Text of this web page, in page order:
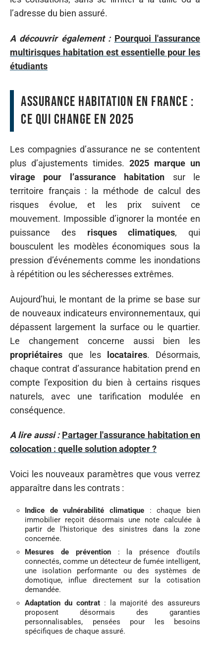
l’adresse du bien assuré.
A découvrir également : Pourquoi l'assurance
multirisques habitation est essentielle pour les
étudiants
assurance habitation en france :
ce qui change en 2025
Les compagnies d’assurance ne se contentent
plus d’ajustements timides. 2025 marque un
virage pour l’assurance habitation sur le
territoire français : la méthode de calcul des
risques évolue, et les prix suivent ce
mouvement. Impossible d’ignorer la montée en
puissance des risques climatiques, qui
bousculent les modèles économiques sous la
pression d’événements comme les inondations
à répétition ou les sécheresses extrêmes.
Aujourd’hui, le montant de la prime se base sur
de nouveaux indicateurs environnementaux, qui
dépassent largement la surface ou le quartier.
Le changement concerne aussi bien les
propriétaires que les locataires. Désormais,
chaque contrat d’assurance habitation prend en
compte l’exposition du bien à certains risques
naturels, avec une tarification modulée en
conséquence.
A lire aussi : Partager l'assurance habitation en
colocation : quelle solution adopter ?
Voici les nouveaux paramètres que vous verrez
apparaître dans les contrats :
Indice de vulnérabilité climatique : chaque bien
immobilier reçoit désormais une note calculée à
partir de l’historique des sinistres dans la zone
concernée.
Mesures de prévention: la présence d’outils
connectés, comme un détecteur de fumée intelligent,
une isolation performante ou des systèmes de
domotique, influe directement sur la cotisation
demandée.
Adaptation du contrat : la majorité des assureurs
proposent désormais des garanties
personnalisables, pensées pour les besoins
spécifiques de chaque assuré.